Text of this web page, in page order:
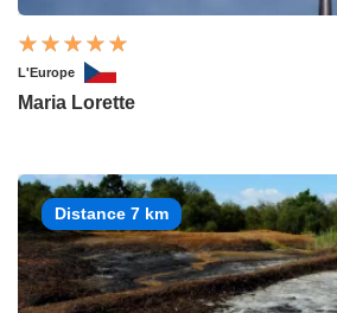
L'Europe
Maria Lorette
Distance 7 km